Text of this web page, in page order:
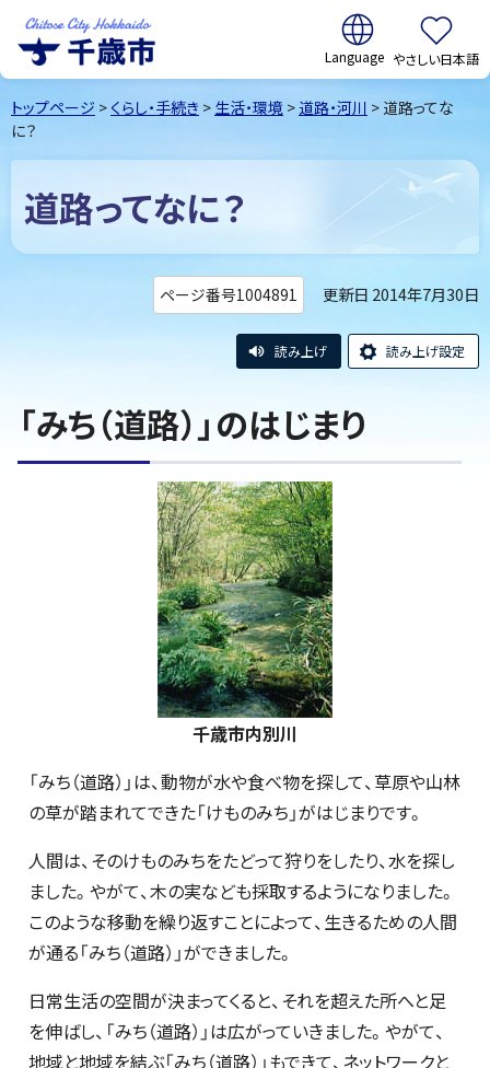
千歳市Chitose
City Hokkaido
翻訳:
やさしい日本語
トップページ > くらし・手続き > 生活・環境 > 道路・河川 > 道路ってな
に？
道路ってなに？
ページ番号1004891 更新日 2014年7月30日
読み上げ 読み上げ設定
「みち（道路）」のはじまり
千歳市内別川
「みち（道路）」は、動物が水や食べ物を探して、草原や山林
の草が踏まれてできた「けものみち」がはじまりです。
人間は、そのけものみちをたどって狩りをしたり、水を探し
ました。やがて、木の実なども採取するようになりました。
このような移動を繰り返すことによって、生きるための人間
が通る「みち（道路）」ができました。
日常生活の空間が決まってくると、それを超えた所へと足
を伸ばし、「みち（道路）」は広がっていきました。やがて、
地域と地域を結ぶ「みち（道路）」もできて、ネットワークと